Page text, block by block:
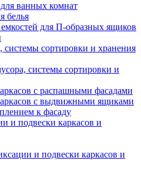
ванных комнат
белья
для П-образных ящиков
системы сортировки и хранения
системы сортировки и
с распашными фасадами
с выдвижными ящиками
к фасаду
и подвески каркасов и
и подвески каркасов и